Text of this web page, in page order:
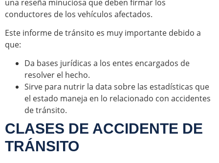
una reseña minuciosa que deben firmar los
conductores de los vehículos afectados.
Este informe de tránsito es muy importante debido a
que:
Da bases jurídicas a los entes encargados de
resolver el hecho.
Sirve para nutrir la data sobre las estadísticas que
el estado maneja en lo relacionado con accidentes
de tránsito.
CLASES DE ACCIDENTE DE
TRÁNSITO